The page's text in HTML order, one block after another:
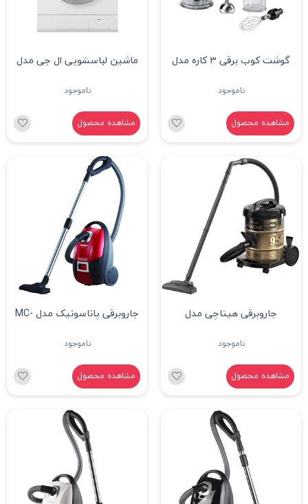
گوشت کوب برقی ۳ کاره مدل
ناموجود
مشاهده محصول
ماشین لباسشویی ال جی مدل
کیلوگرم
ناموجود
مشاهده محصول
جاروبرقی هیتاچی مدل
ناموجود
مشاهده محصول
جاروبرقی پاناسونیک مدل MC-
ناموجود
مشاهده محصول